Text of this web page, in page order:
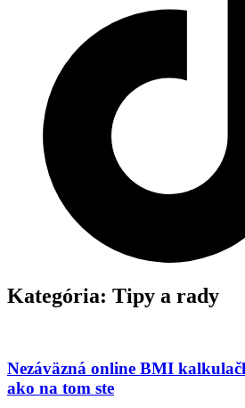
Kategória: Tipy a rady
Nezáväzná online BMI
ako na tom ste